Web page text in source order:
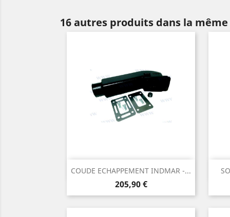
16 autres produits dans la
COUDE ECHAPPEMENT INDMAR -...
Prix
205,90 €
Aperçu rapide